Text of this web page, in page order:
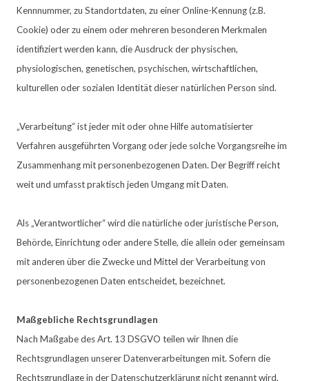
Kennnummer, zu Standortdaten, zu einer Online-Kennung (z.B.
Cookie) oder zu einem oder mehreren besonderen Merkmalen
identifiziert werden kann, die Ausdruck der physischen,
physiologischen, genetischen, psychischen, wirtschaftlichen,
kulturellen oder sozialen Identität dieser natürlichen Person sind.
„Verarbeitung“ ist jeder mit oder ohne Hilfe automatisierter
Verfahren ausgeführten Vorgang oder jede solche Vorgangsreihe im
Zusammenhang mit personenbezogenen Daten. Der Begriff reicht
weit und umfasst praktisch jeden Umgang mit Daten.
Als „Verantwortlicher“ wird die natürliche oder juristische Person,
Behörde, Einrichtung oder andere Stelle, die allein oder gemeinsam
mit anderen über die Zwecke und Mittel der Verarbeitung von
personenbezogenen Daten entscheidet, bezeichnet.
Maßgebliche Rechtsgrundlagen
Nach Maßgabe des Art. 13 DSGVO teilen wir Ihnen die
Rechtsgrundlagen unserer Datenverarbeitungen mit. Sofern die
Rechtsgrundlage in der Datenschutzerklärung nicht genannt wird,